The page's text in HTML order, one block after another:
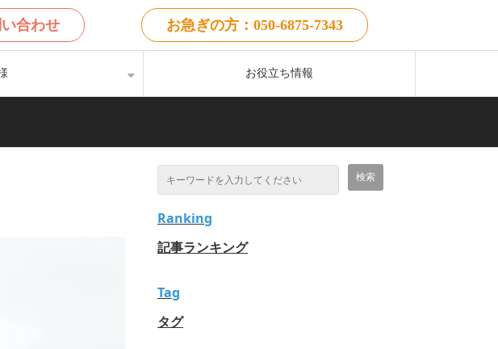
合わせ お急ぎの方：050-6875-7343
お役立ち情報
Ranking
記事ランキング
Tag
タグ